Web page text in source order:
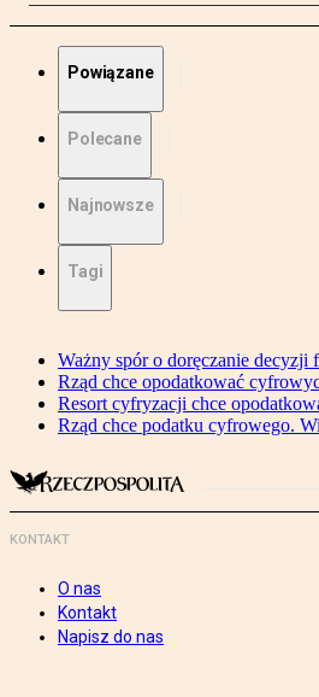
Powiązane
Polecane
Najnowsze
Tagi
Ważny spór o doręczanie
Rząd chce opodatkować
Resort cyfryzacji chce
Rząd chce podatku cyfrowego.
KONTAKT
O nas
Kontakt
Napisz do nas